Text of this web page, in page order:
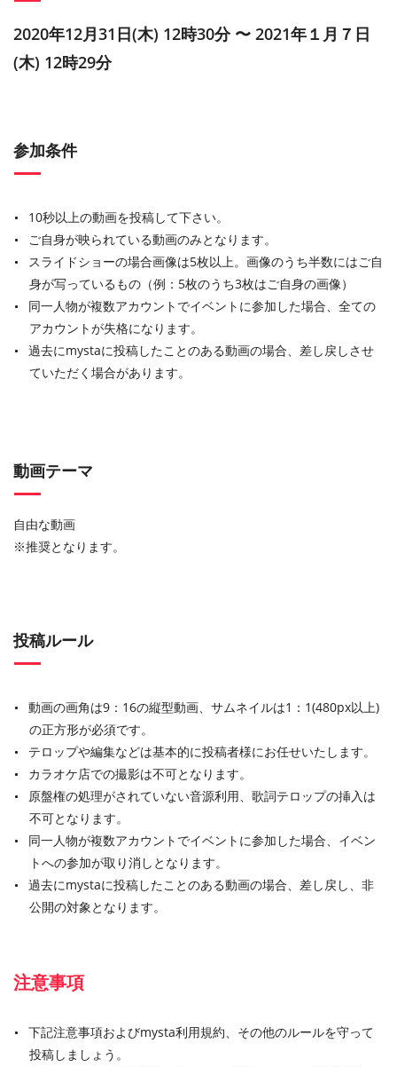
2020年12月31日(木) 12時30分 〜 2021年１月７日
(木) 12時29分
参加条件
10秒以上の動画を投稿して下さい。
ご自身が映られている動画のみとなります。
スライドショーの場合画像は5枚以上。画像のうち半数にはご自
身が写っているもの（例：5枚のうち3枚はご自身の画像）
同一人物が複数アカウントでイベントに参加した場合、全ての
アカウントが失格になります。
過去にmystaに投稿したことのある動画の場合、差し戻しさせ
ていただく場合があります。
動画テーマ
自由な動画
※推奨となります。
投稿ルール
動画の画角は9：16の縦型動画、サムネイルは1：1(480px以上)
の正方形が必須です。
テロップや編集などは基本的に投稿者様にお任せいたします。
カラオケ店での撮影は不可となります。
原盤権の処理がされていない音源利用、歌詞テロップの挿入は
不可となります。
同一人物が複数アカウントでイベントに参加した場合、イベン
トへの参加が取り消しとなります。
過去にmystaに投稿したことのある動画の場合、差し戻し、非
公開の対象となります。
注意事項
下記注意事項およびmysta利用規約、その他のルールを守って
投稿しましょう。